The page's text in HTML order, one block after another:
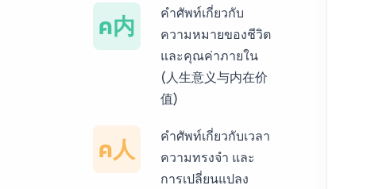
150฿
บริการรับแปลภาษา
กัมพูชา ราคาเริ่มต้น
150฿
บริการรับแปลภาษา
เวียดนาม ราคาเริ่ม
ต้น 150฿
ค内
คำศัพท์เกี่ยวกับ
ความหมายของชีวิต
และคุณค่าภายใน
(人生意义与内在价
值)
ค人
คำศัพท์เกี่ยวกับเวลา
ความทรงจำ และ
การเปลี่ยนแปลง